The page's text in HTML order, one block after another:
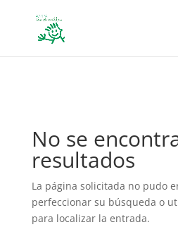
No se
resultados
La página solicitada no pudo
perfeccionar su búsqueda o
para localizar la entrada.